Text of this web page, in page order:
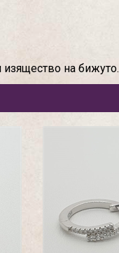
на бижуто.